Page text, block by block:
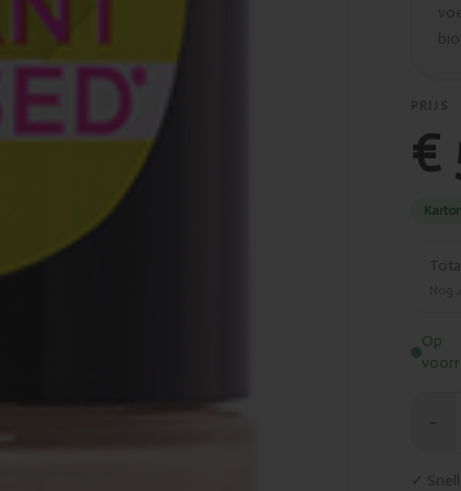
PRIJS
€
Op
−
✓